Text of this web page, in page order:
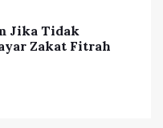
Jika Tidak
Zakat Fitrah